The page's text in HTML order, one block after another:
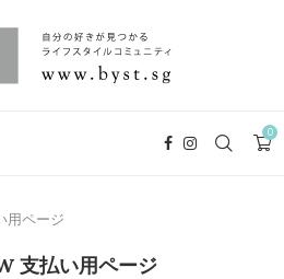
0
用ページ
支払い用ページ